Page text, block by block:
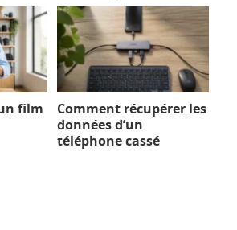
film
Comment récupérer les
données d’un
téléphone cassé